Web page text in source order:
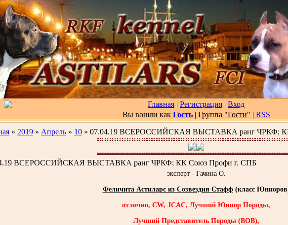
Главная | Регистрация | Вход
Вы вошли как Гость| Группа "Гости" | RSS
» 2019 » Апрель » 10 » 07.04.19 ВСЕРОССИЙСКАЯ ВЫСТАВКА ранг ЧРКФ;
ВСЕРОССИЙСКАЯ ВЫСТАВКА ранг ЧРКФ; КК Союз Профи г. СПБ
эксперт - Гачина О.
Феличита Астиларс из Созвездия Стафф(класс
отлично, CW, JCAC, Лучший Юниор Породы,
Лучший Представитель Породы (ВОВ),